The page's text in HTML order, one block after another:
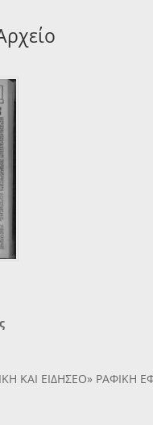
ΚΑΙ ΕΙΔΗΣΕΟ» ΡΑΦΙΚΗ